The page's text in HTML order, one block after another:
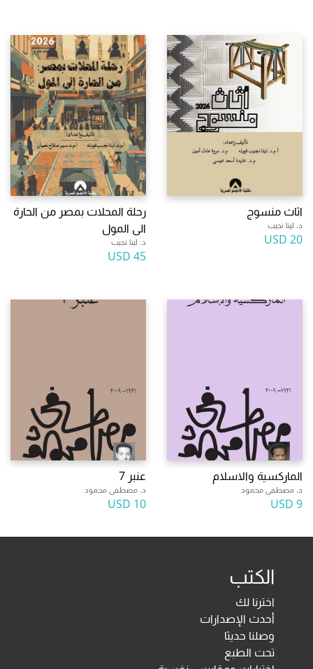
اثاث منسوج
د. لينا نجيب
20 USD
رحلة المحلات بمصر من الحارة
الى المول
د. لينا نجيب
45 USD
الماركسية والاسلام
د. مصطفى محمود
9 USD
عنبر 7
د. مصطفى محمود
10 USD
الكتب
اخترنا لك
أحدث الإصدارات
وصلنا حديثا
تحت الطبع